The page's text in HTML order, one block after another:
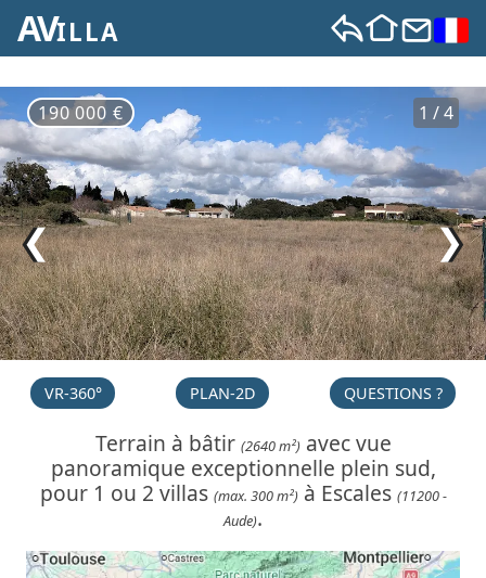
AVILLA
1 / 4
190 000 €
❯
❮
VR-360° PLAN-2D QUESTIONS ?
Terrain à bâtir (2640 m²)avec vue
panoramique exceptionnelle plein sud,
pour 1 ou 2 villas (max. 300 m²)à Escales (11200 -
Aude).